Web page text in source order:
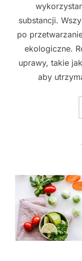
substancji.
po
ekologiczne.
uprawy, takie
aby